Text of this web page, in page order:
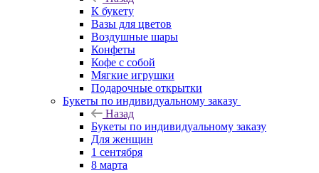
К букету
Вазы для цветов
Воздушные шары
Конфеты
Кофе с собой
Мягкие игрушки
Подарочные открытки
Букеты по индивидуальному заказу
Назад
Букеты по индивидуальному заказу
Для женщин
1 сентября
8 марта